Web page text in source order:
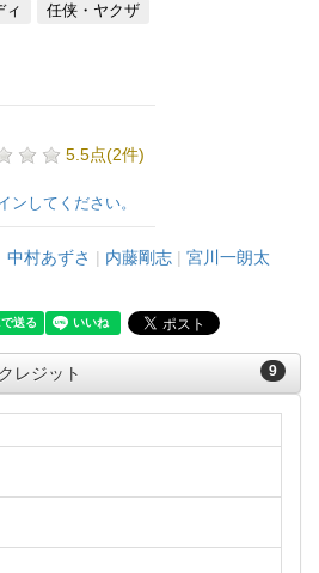
ィ 任侠・ヤクザ
5.5点(2件)
ンしてください。
中村あずさ | 内藤剛志 | 宮川一朗太
9
クレジット